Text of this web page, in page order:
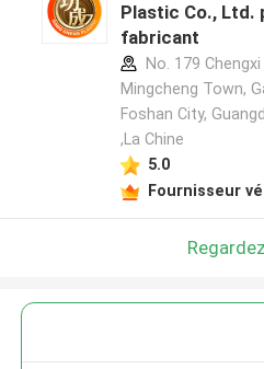
Plastic Co., Ltd.
fabricant
No. 179 Chengxi
Mingcheng Town,
Foshan City,
,La Chine
5.0
Fournisseur